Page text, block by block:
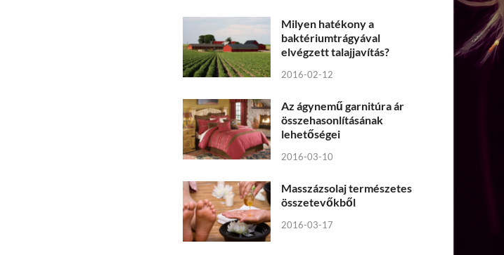
Milyen hatékony a
baktériumtrágyával
elvégzett talajjavítás?
2016-02-12
Az ágynemű garnitúra ár
összehasonlításának
lehetőségei
2016-03-10
Masszázsolaj természetes
összetevőkből
2016-03-17